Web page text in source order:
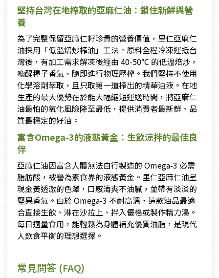
堅持台灣在地榨取的亞麻仁油：鎖住新鮮與營
養
為了完整保留亞麻仁籽珍貴的營養價值，里仁亞麻仁
油採用「低溫焙炒榨油」工法。原料全程冷凍運抵台
灣後，有加工需求解凍後經由 40-50°C 的低溫焙炒，
喚醒種子香氣，隨即進行物理壓榨。我們堅持不使用
化學溶劑萃取，且只取第一道榨出的精華油液。在地
生產的最大優勢在於能大幅縮短運送時間，將亞麻仁
油最怕的氧化風險降至最低，提供消費者最新鮮、品
質最穩定的好油。
富含Omega-3的液態黃金：生飲涼拌的最佳良
伴
亞麻仁油因富含人體無法自行製造的 Omega-3 必需
脂肪酸，被譽為素食界的液態黃金。里仁亞麻仁油呈
現金黃透澈的色澤，口感清爽不油膩，並帶有淡淡的
堅果香氣。由於 Omega-3 不耐高溫，這款油品最適
合直接生飲、淋在沙拉上、拌入優格或製作精力湯。
每日適量食用，能輕鬆為身體補充優質油脂，是現代
人飲食平衡的理想選擇。
常見問答 (FAQ)